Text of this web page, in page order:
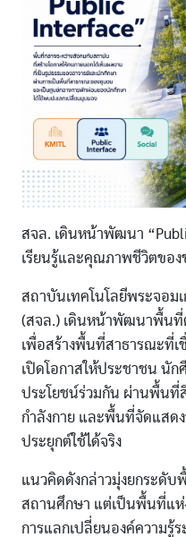
สจล. เดินหน้าพัฒนา
เรียนรู้และคุณภาพชีวิตขอ
สถาบันเทคโนโลยีพระจอม
(สจล.) เดินหน้าพัฒนาพื้นที่
เพื่อสร้างพื้นที่สาธารณะที่เ
เปิดโอกาสให้ประชาชน นัก
ประโยชน์ร่วมกัน ผ่านพื้น
กำลังกาย และพื้นที่จัดแสด
ประยุกต์ใช้ได้จริง
แนวคิดดังกล่าวมุ่งยกระดับ
สถานศึกษา แต่เป็นพื้นที่แห่ง
การแลกเปลี่ยนองค์ความรู้